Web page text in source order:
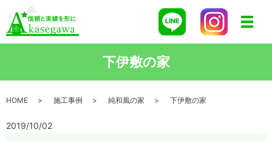
メニ
下伊敷の家
HOME 施工事例 純和風の家 下伊敷の家
2019/10/02